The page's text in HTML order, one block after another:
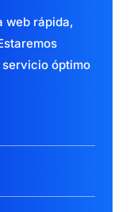
web rápida,
óptimo